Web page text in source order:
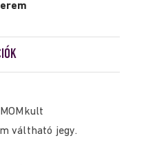
váltható jegy.